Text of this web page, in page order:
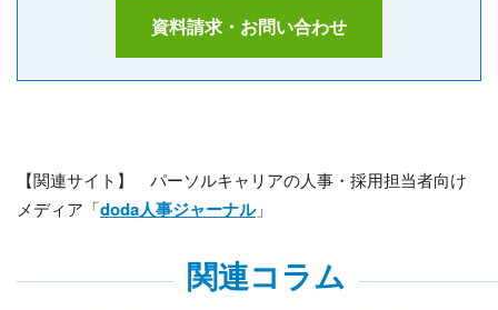
資料請求・お問い合わせ
【関連サイト】 パーソルキャリアの人事・採用担当者向け
メディア「doda人事ジャーナル」
関連コラム